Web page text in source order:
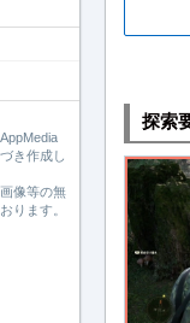
探索
き作成し
像等の無
ります。